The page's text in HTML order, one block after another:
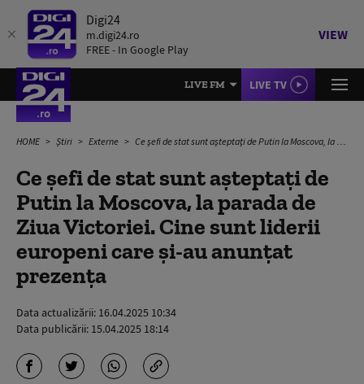
Digi24
m.digi24.ro
FREE - In Google Play
VIEW
LIVE FM LIVE TV
HOME Știri Externe Ce șefi de stat sunt așteptați de Putin la Moscova, la parada de Ziua Victoriei. Cine sunt liderii europeni care și-au anunțat prezența
Ce șefi de stat sunt așteptați de
Putin la Moscova, la parada de
Ziua Victoriei. Cine sunt liderii
europeni care și-au anunțat
prezența
Data actualizării: 16.04.2025 10:34
Data publicării: 15.04.2025 18:14